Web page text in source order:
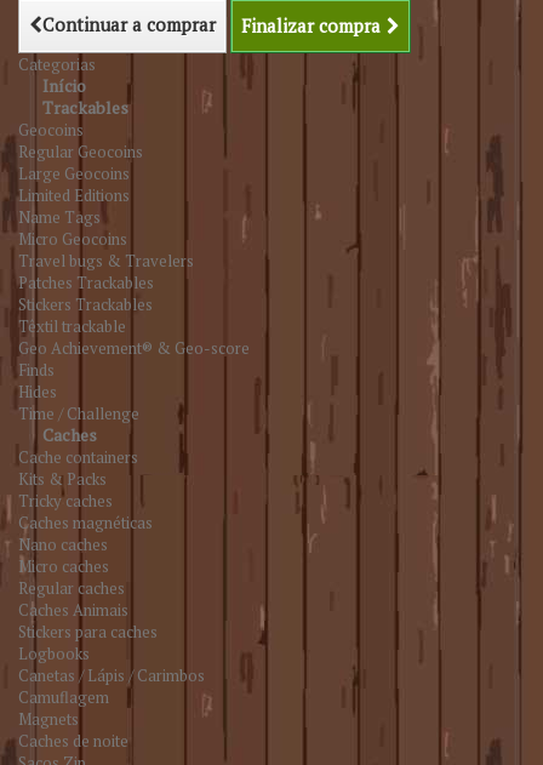
Continuar a comprar Finalizar compra
Categorias
Início
Trackables
Geocoins
Regular Geocoins
Large Geocoins
Limited Editions
Name Tags
Micro Geocoins
Travel bugs & Travelers
Patches Trackables
Stickers Trackables
Têxtil trackable
Geo Achievement® & Geo-score
Finds
Hides
Time / Challenge
Caches
Cache containers
Kits & Packs
Tricky caches
Caches magnéticas
Nano caches
Micro caches
Regular caches
Caches Animais
Stickers para caches
Logbooks
Canetas / Lápis / Carimbos
Camuflagem
Magnets
Caches de noite